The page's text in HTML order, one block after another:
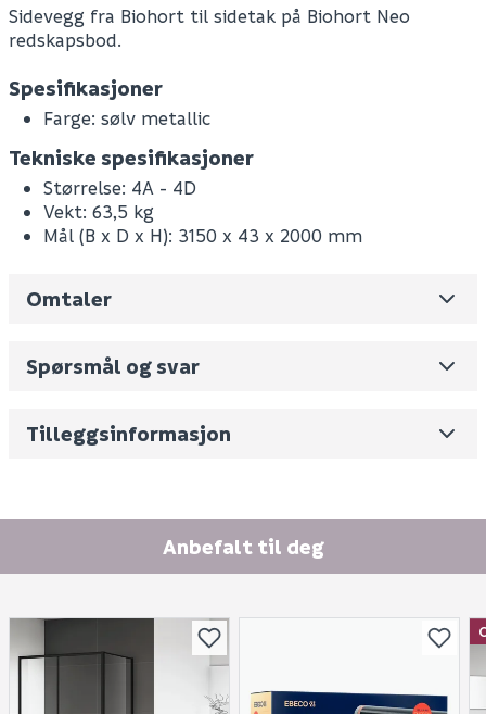
Sidevegg fra Biohort til sidetak på Biohort Neo
redskapsbod.
Spesifikasjoner
Farge: sølv metallic
Tekniske spesifikasjoner
Størrelse: 4A - 4D
Vekt: 63,5 kg
Mål (B x D x H): 3150 x 43 x 2000 mm
Omtaler
Spørsmål og svar
Tilleggsinformasjon
Leverandørens varenummer 81048
Volum 270.9 (dm3 per salgsforpakning)
Anbefalt til deg